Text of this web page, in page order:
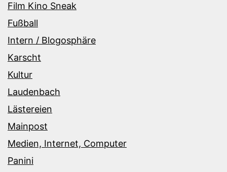
Film Kino Sneak
Fußball
Intern / Blogosphäre
Karscht
Kultur
Laudenbach
Lästereien
Mainpost
Medien, Internet, Computer
Panini